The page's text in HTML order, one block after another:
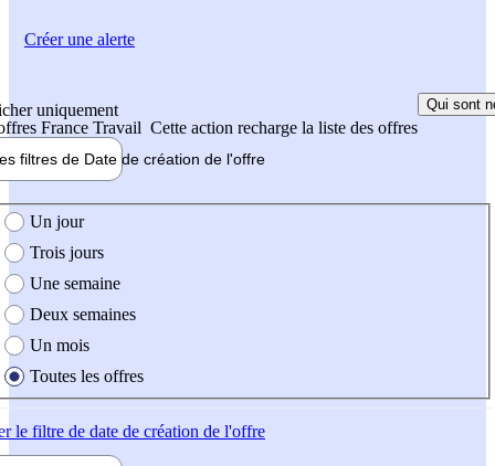
uniquement
France Travail Cette action recharge la liste des offres
Qui sont
filtres de Date de création de l'offre
création de l'offre
Un jour
Trois jours
Une semaine
Deux semaines
Un mois
Toutes les offres
le filtre de date de création de l'offre
Créer une alerte